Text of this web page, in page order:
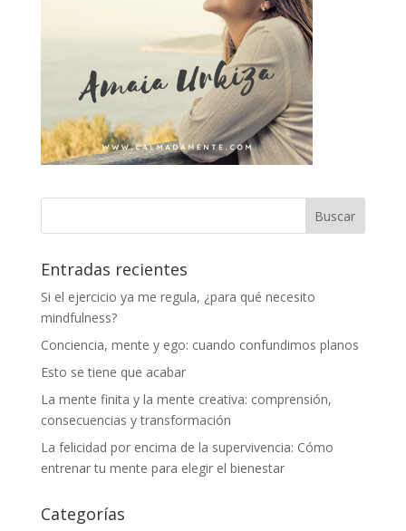
Entradas recientes
Si el ejercicio ya me regula, ¿para qué necesito
mindfulness?
Conciencia, mente y ego: cuando confundimos planos
Esto se tiene que acabar
La mente finita y la mente creativa: comprensión,
consecuencias y transformación
La felicidad por encima de la supervivencia: Cómo
entrenar tu mente para elegir el bienestar
Categorías